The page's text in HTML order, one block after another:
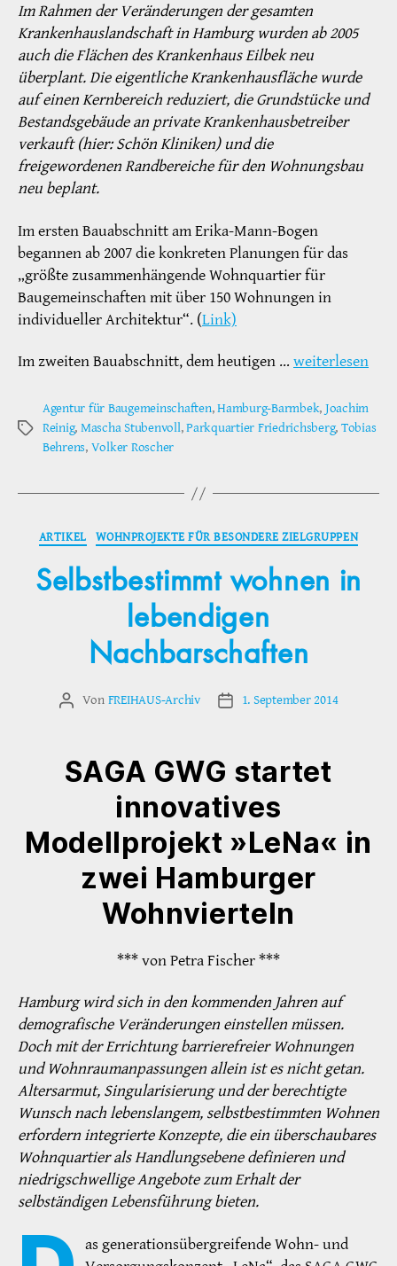
Im Rahmen der Veränderungen der gesamten
Krankenhauslandschaft in Hamburg wurden ab 2005
auch die Flächen des Krankenhaus Eilbek neu
überplant. Die eigentliche Krankenhausfläche wurde
auf einen Kernbereich reduziert, die Grundstücke und
Bestandsgebäude an private Krankenhausbetreiber
verkauft (hier: Schön Kliniken) und die
freigewordenen Randbereiche für den Wohnungsbau
neu beplant.
Im ersten Bauabschnitt am Erika-Mann-Bogen
begannen ab 2007 die konkreten Planungen für das
„größte zusammenhängende Wohnquartier für
Baugemeinschaften mit über 150 Wohnungen in
individueller Architektur“. (Link)
Im zweiten Bauabschnitt, dem heutigen … weiterlesen
Schlagwörter
Agentur für Baugemeinschaften,Hamburg-Barmbek, Joachim
Reinig, Mascha Stubenvoll,Parkquartier Friedrichsberg, Tobias
Behrens, Volker Roscher
Kategorien
ARTIKEL WOHNPROJEKTE FÜR BESONDERE ZIELGRUPPEN
Selbstbestimmt wohnen in
lebendigen
Nachbarschaften
Beitragsautor
Von FREIHAUS-Archiv Veröffentlichungsdatum
1. September 2014
SAGA GWG startet
innovatives
Modellprojekt »LeNa« in
zwei Hamburger
Wohnvierteln
*** von Petra Fischer ***
Hamburg wird sich in den kommenden Jahren auf
demografische Veränderungen einstellen müssen.
Doch mit der Errichtung barrierefreier Wohnungen
und Wohnraumanpassungen allein ist es nicht getan.
Altersarmut, Singularisierung und der berechtigte
Wunsch nach lebenslangem, selbstbestimmten Wohnen
erfordern integrierte Konzepte, die ein überschaubares
Wohnquartier als Handlungsebene definieren und
niedrigschwellige Angebote zum Erhalt der
selbständigen Lebensführung bieten.
as generationsübergreifende Wohn- und